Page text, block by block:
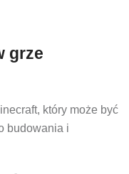
grze
który może być
budowania i